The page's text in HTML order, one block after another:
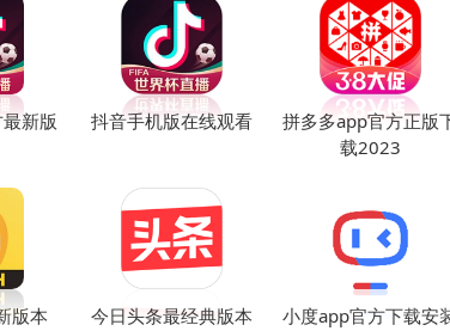
新版 抖音手机版在线观看
拼多多app官方正版
载2023
版本 今日头条最经典版本 小度app官方下载安